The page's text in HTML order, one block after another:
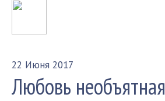
22 Июня 2017
Любовь необъятная